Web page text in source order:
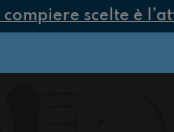
scelte è